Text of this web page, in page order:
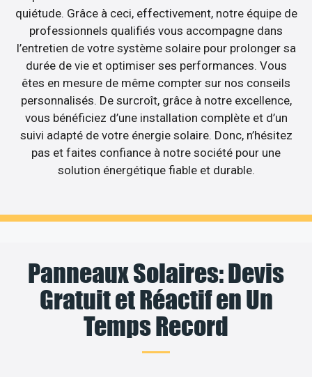
quiétude. Grâce à ceci, effectivement, notre équipe de
professionnels qualifiés vous accompagne dans
l’entretien de votre système solaire pour prolonger sa
durée de vie et optimiser ses performances. Vous
êtes en mesure de même compter sur nos conseils
personnalisés. De surcroît, grâce à notre excellence,
vous bénéficiez d’une installation complète et d’un
suivi adapté de votre énergie solaire. Donc, n’hésitez
pas et faites confiance à notre société pour une
solution énergétique fiable et durable.
Panneaux Solaires: Devis
Gratuit et Réactif en Un
Temps Record